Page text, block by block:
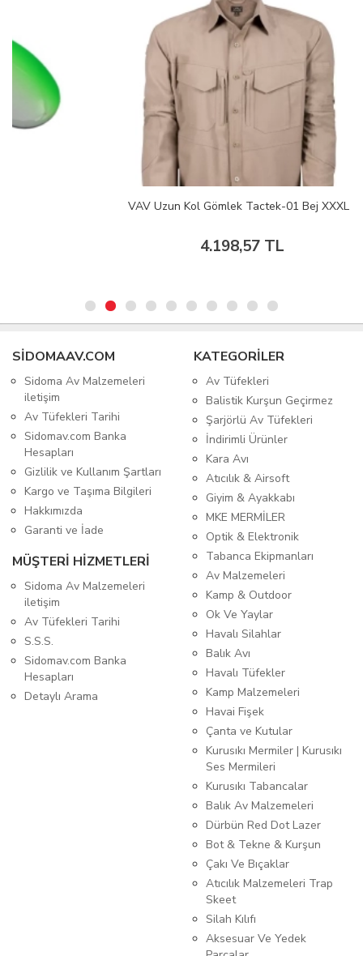
VAV Uzun Kol Gömlek Tactek-01 Bej XXXL
4.198,57 TL
SIDOMAAV.COM
Sidoma Av Malzemeleri
iletişim
Av Tüfekleri Tarihi
Sidomav.com Banka
Hesapları
Gizlilik ve Kullanım Şartları
Kargo ve Taşıma Bilgileri
Hakkımızda
Garanti ve İade
MÜŞTERİ HİZMETLERİ
Sidoma Av Malzemeleri
iletişim
Av Tüfekleri Tarihi
S.S.S.
Sidomav.com Banka
Hesapları
Detaylı Arama
KATEGORİLER
Av Tüfekleri
Balistik Kurşun Geçirmez
Şarjörlü Av Tüfekleri
İndirimli Ürünler
Kara Avı
Atıcılık & Airsoft
Giyim & Ayakkabı
MKE MERMİLER
Optik & Elektronik
Tabanca Ekipmanları
Av Malzemeleri
Kamp & Outdoor
Ok Ve Yaylar
Havalı Silahlar
Balık Avı
Havalı Tüfekler
Kamp Malzemeleri
Havai Fişek
Çanta ve Kutular
Kurusıkı Mermiler | Kurusıkı
Ses Mermileri
Kurusıkı Tabancalar
Balık Av Malzemeleri
Dürbün Red Dot Lazer
Bot & Tekne & Kurşun
Çakı Ve Bıçaklar
Atıcılık Malzemeleri Trap
Skeet
Silah Kılıfı
Aksesuar Ve Yedek